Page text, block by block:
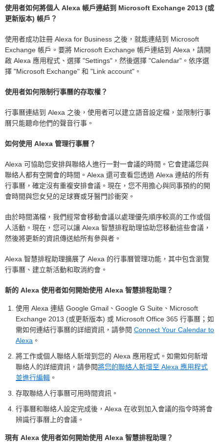
使用者如何將個人 Alexa 帳戶連結到 Microsoft Exchange 2013 (或
更新版本) 帳戶？
使用者成功註冊 Alexa for Business 之後，就能連結到 Microsoft
Exchange 帳戶。要將 Microsoft Exchange 帳戶連結到 Alexa，請開
啟 Alexa 應用程式、選擇 "Settings"，然後選擇 "Calendar"。依序選
擇 "Microsoft Exchange" 和 "Link account"。
使用者如何限制行事曆的存取權？
行事曆連結到 Alexa 之後，使用者可以建立語音設定檔，並限制行事
曆只能聽命他們的聲音行事。
如何使用 Alexa 管理行事曆？
Alexa 可協助您安排與聯絡人進行一對一會議的時間。它會建議您與
聯絡人都有空開會的時間。Alexa 還可查看您透過 Alexa 連結的所有
行事曆，確定沒有重複安排會議。現在，您不用擔心與同事預約的開
會時間與您女兒的足球賽或牙醫門診衝突。
由於時間滿檔，我們經常會移動會議以處理優先順序較高的工作或個
人活動。現在，您可以讓 Alexa 智慧排程助理協助您移動這些會議，
然後將更新的資訊傳送給所有參與者。
Alexa 智慧排程助理擴展了 Alexa 的行事曆管理功能，其中包含瀏覽
行事曆、建立新活動和取消約會。
新的 Alexa 使用者如何開始使用 Alexa 智慧排程助理？
使用 Alexa 連結 Google Gmail、Google G Suite、Microsoft
Exchange 2013 (或更新版本) 或 Microsoft Office 365 行事曆；如
需如何連結行事曆的詳細資訊，請參閱 Connect Your Calendar to
Alexa 。
將工作或個人聯絡人新增到您的 Alexa 應用程式。如需如何新增
聯絡人的詳細資訊，請參閱將您的聯絡人新增至 Alexa 應用程式
並進行編輯 。
存取聯絡人行事曆可用時間資訊。
行事曆和聯絡人設定完成後，Alexa 在收到加入會議的指令時將會
辨識行事曆上的會議。
現有 Alexa 使用者如何開始使用 Alexa 智慧排程助理？